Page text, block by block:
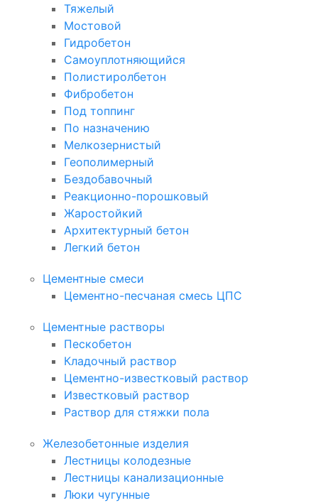
Тяжелый
Мостовой
Гидробетон
Самоуплотняющийся
Полистиролбетон
Фибробетон
Под топпинг
По назначению
Мелкозернистый
Геополимерный
Бездобавочный
Реакционно-порошковый
Жаростойкий
Архитектурный бетон
Легкий бетон
Цементные смеси
Цементно-песчаная смесь ЦПС
Цементные растворы
Пескобетон
Кладочный раствор
Цементно-известковый раствор
Известковый раствор
Раствор для стяжки пола
Железобетонные изделия
Лестницы колодезные
Лестницы канализационные
Люки чугунные